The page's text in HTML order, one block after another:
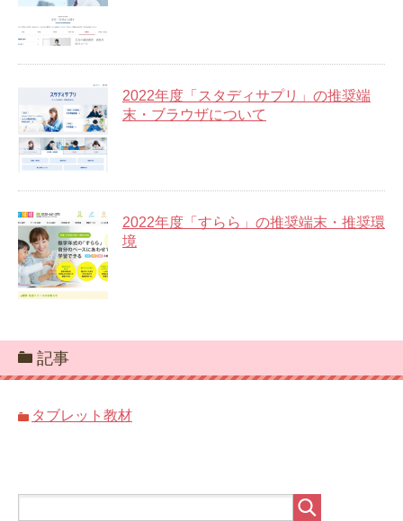
2022年度「スタディサプリ」の推奨端
末・ブラウザについて
2022年度「すらら」の推奨端末・推奨環
境
記事
タブレット教材